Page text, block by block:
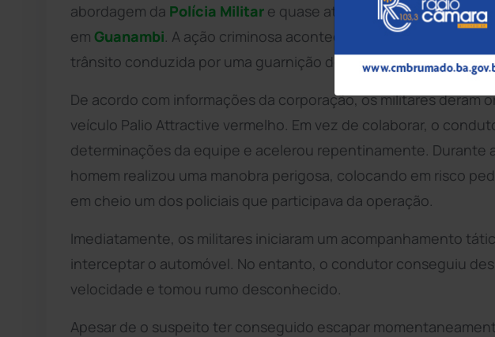
abordagem da Polícia Militar e quase atropelar um policial na
em Guanambi. A ação criminosa aconteceu durante uma
trânsito conduzida por uma guarnição do 17º Batalhão de
De acordo com informações da corporação, os militares deram
veículo Palio Attractive vermelho. Em vez de colaborar, o
determinações da equipe e acelerou repentinamente. Durante
homem realizou uma manobra perigosa, colocando em risco
em cheio um dos policiais que participava da operação.
Imediatamente, os militares iniciaram um acompanhamento
interceptar o automóvel. No entanto, o condutor conseguiu
velocidade e tomou rumo desconhecido.
Apesar de o suspeito ter conseguido escapar